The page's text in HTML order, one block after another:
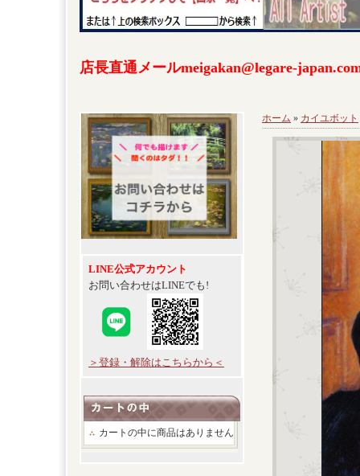
店長直通メールmeigakan@legare-
LINE公式アカウント
お問い合わせはLINEでも!
＞登録・解除はこちらから＜
カートの中に商品はありません
ホーム » カイユボット